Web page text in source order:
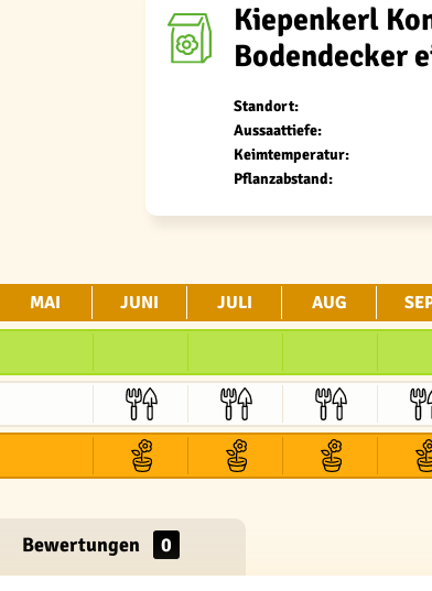
Kiepenkerl
Bodendecker
Standort:
Aussaattiefe:
Keimtemperatur:
Pflanzabstand:
MAI JUNI JULI AUG
Bewertungen 0